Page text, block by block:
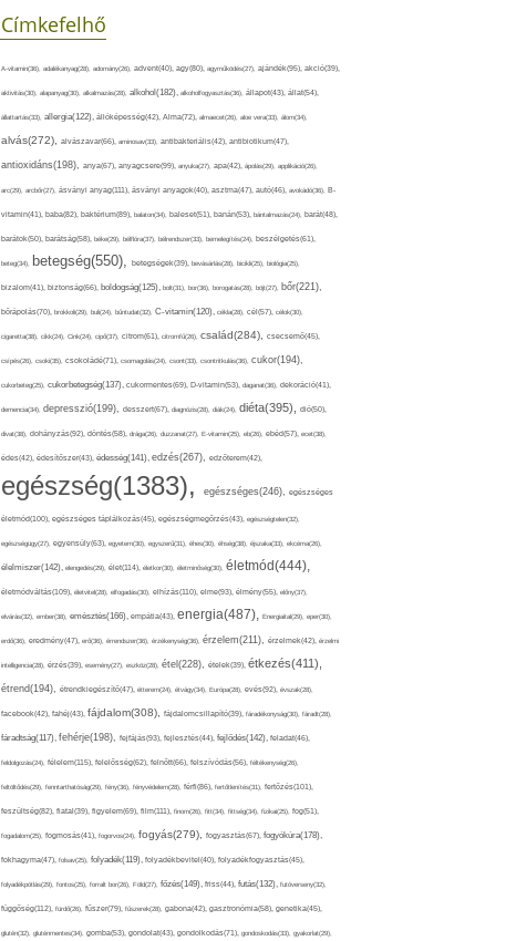
Címkefelhő
A-vitamin(36), adalékanyag(28), adomány(26), advent(40), agy(80), agyműködés(27), ajándék(95), akció(39),
aktivitás(30), alapanyag(30), alkalmazás(28), alkohol(182), alkoholfogyasztás(36), állapot(43), állat(54),
állattartás(33), allergia(122), állóképesség(42), Alma(72), almaecet(26), aloe vera(33), álom(34),
alvás(272), alvászavar(66), aminosav(33), antibakteriális(42), antibiotikum(47),
antioxidáns(198), anya(67), anyagcsere(99), anyuka(27), apa(42), ápolás(29), applikáció(26),
arc(29), arcbőr(27), ásványi anyag(111), ásványi anyagok(40), asztma(47), autó(46), avokádó(36), B-
vitamin(41), baba(82), baktérium(89), balaton(34), baleset(51), banán(53), bántalmazás(24), barát(48),
barátok(50), barátság(58), béke(29), bélflóra(37), bélrendszer(33), bemelegítés(24), beszélgetés(61),
beteg(34), betegség(550), betegségek(39), bevásárlás(28), bicikli(25), biológia(25),
bizalom(41), biztonság(66), boldogság(125), bolt(31), bor(36), borogatás(28), böjt(27), bőr(221),
bőrápolás(70), brokkoli(29), buli(24), bűntudat(32), C-vitamin(120), cékla(28), cél(57), célok(30),
cigaretta(38), cikk(24), Cink(24), cipő(37), citrom(61), citromfű(26), család(284), csecsemő(45),
csípés(26), csoki(35), csokoládé(71), csomagolás(24), csont(33), csontritkulás(36), cukor(194),
cukorbeteg(25), cukorbetegség(137), cukormentes(69), D-vitamin(53), daganat(36), dekoráció(41),
demencia(34), depresszió(199), desszert(67), diagnózis(28), diák(24), diéta(395), dió(50),
divat(38), dohányzás(92), döntés(58), drága(26), duzzanat(27), E-vitamin(25), eb(26), ebéd(57), ecet(38),
édes(42), édesítőszer(43), édesség(141), edzés(267), edzőterem(42),
egészség(1383), egészséges(246), egészséges
életmód(100), egészséges táplálkozás(45), egészségmegőrzés(43), egészségtelen(32),
egészségügy(27), egyensúly(63), egyetem(30), egyszerű(31), éhes(30), éhség(38), éjszaka(33), ekcéma(26),
élelmiszer(142), elengedés(29), élet(114), életkor(30), életminőség(30), életmód(444),
életmódváltás(109), életvitel(28), elfogadás(30), elhízás(110), elme(93), élmény(55), előny(37),
elvárás(32), ember(38), emésztés(166), empátia(43), energia(487), Energiaital(29), eper(30),
erdő(36), eredmény(47), erő(36), érrendszer(36), érzékenység(36), érzelem(211), érzelmek(42), érzelmi
intelligencia(28), érzés(39), esemény(27), eszköz(28), étel(228), ételek(39), étkezés(411),
étrend(194), étrendkiegészítő(47), étterem(24), étvágy(34), Európa(28), evés(92), évszak(28),
facebook(42), fahéj(43), fájdalom(308), fájdalomcsillapító(39), fáradékonyság(30), fáradt(28),
fáradtság(117), fehérje(198), fejfájás(93), fejlesztés(44), fejlődés(142), feladat(46),
feldolgozás(24), félelem(115), felelősség(62), felnőtt(66), felszívódás(56), féltékenység(26),
feltöltődés(29), fenntarthatóság(29), fény(36), fényvédelem(28), férfi(86), fertőtlenítés(31), fertőzés(101),
feszültség(82), fiatal(39), figyelem(69), film(111), finom(26), fitt(34), fittség(34), fizikai(25), fog(51),
fogadalom(25), fogmosás(41), fogorvos(24), fogyás(279), fogyasztás(67), fogyókúra(178),
fokhagyma(47), folsav(25), folyadék(119), folyadékbevitel(40), folyadékfogyasztás(45),
folyadékpótlás(29), fontos(25), forralt bor(26), Föld(27), főzés(149), friss(44), futás(132), futóverseny(32),
függőség(112), fürdő(26), fűszer(79), fűszerek(28), gabona(42), gasztronómia(58), genetika(45),
glutén(32), gluténmentes(34), gomba(53), gondolat(43), gondolkodás(71), gondoskodás(33), gyakorlat(29),